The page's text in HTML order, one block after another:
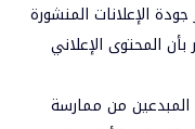
جودة الإعلانات المنشورة
المحتوى الإعلاني
المبدعين من ممارسة